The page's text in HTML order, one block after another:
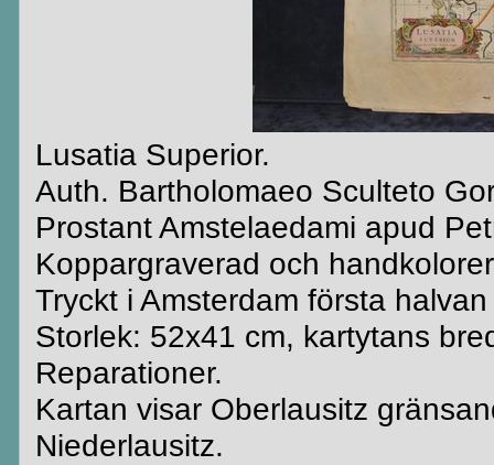
Lusatia Superior.
Auth. Bartholomaeo Sculteto
Prostant Amstelaedami apud
Koppargraverad och
Tryckt i Amsterdam första
Storlek: 52x41 cm, kartytans
Reparationer.
Kartan visar Oberlausitz
Niederlausitz.